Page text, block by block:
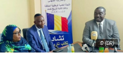
© (DR)